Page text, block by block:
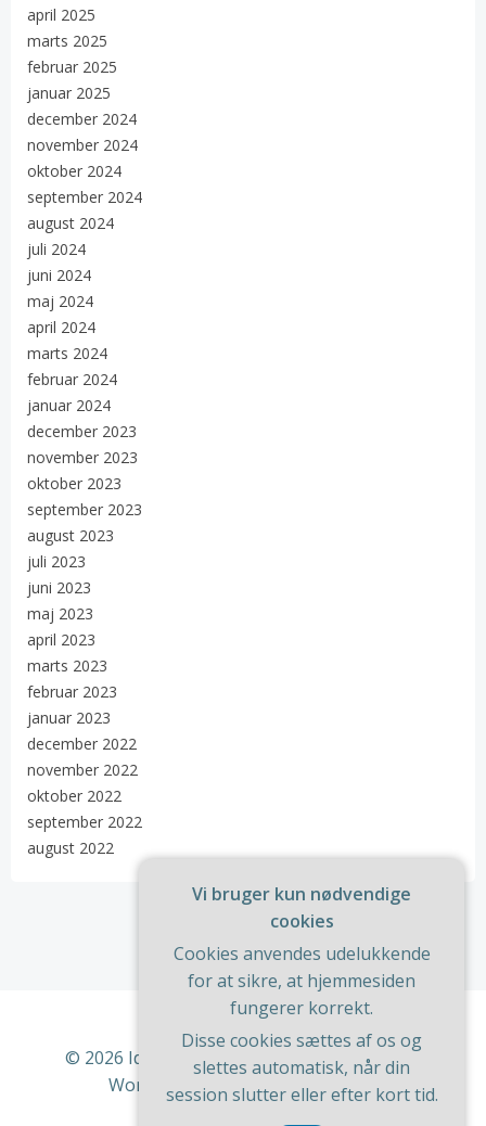
april 2025
marts 2025
februar 2025
januar 2025
december 2024
november 2024
oktober 2024
september 2024
august 2024
juli 2024
juni 2024
maj 2024
april 2024
marts 2024
februar 2024
januar 2024
december 2023
november 2023
oktober 2023
september 2023
august 2023
juli 2023
juni 2023
maj 2023
april 2023
marts 2023
februar 2023
januar 2023
december 2022
november 2022
oktober 2022
september 2022
august 2022
© 2026 Ideer Til Huset. Bygget ved at bruge
WordPress og
ColibriWP Theme .
Vi bruger kun nødvendige
cookies
Cookies anvendes udelukkende
for at sikre, at hjemmesiden
fungerer korrekt.
Disse cookies sættes af os og
slettes automatisk, når din
session slutter eller efter kort tid.